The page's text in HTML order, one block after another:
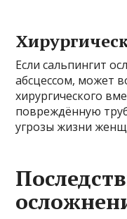
Если сальпингит
абсцессом, может
хирургического
повреждённую
угрозы жизни